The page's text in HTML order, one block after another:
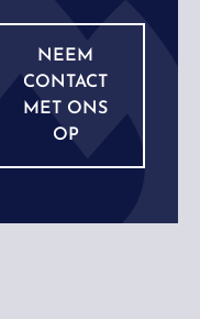
NEEM
CONTACT
MET ONS
OP